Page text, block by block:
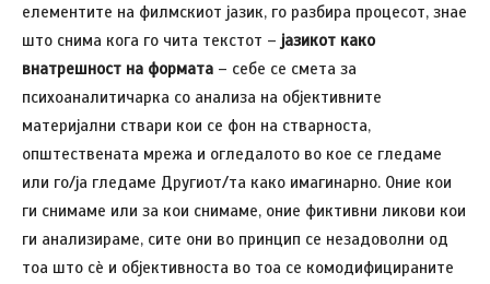
елементитe на филмскиот јазик, го разбира процесот, знае
што снима кога го чита текстот – јазикот како
внатрешност на формата – себе се смета за
психоаналитичарка со анализа на објективните
материјални ствари кои се фон на стварноста,
општествената мрежа и огледалото во кое се гледаме
или го/ја гледаме Другиот/та како имагинарно. Оние кои
ги снимаме или за кои снимаме, оние фиктивни ликови кои
ги анализираме, сите они во принцип се незадоволни од
тоа што сè и објективноста во тоа се комодифицираните